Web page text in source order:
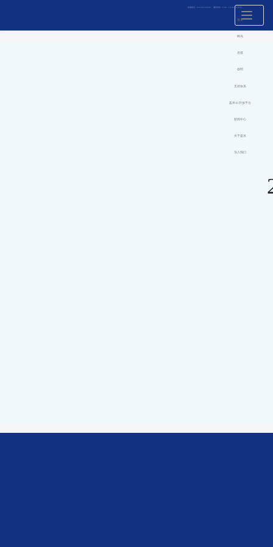
Toggle
客服电话：020-89629066 服务时间：9:00 - 18:00（工作日）
首页
蜂鸟
且慢
啟明
支持体系
盈米AI开放平台
新闻中心
关于盈米
加入我们